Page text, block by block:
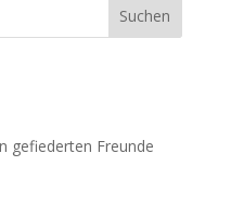
gefiederten Freunde